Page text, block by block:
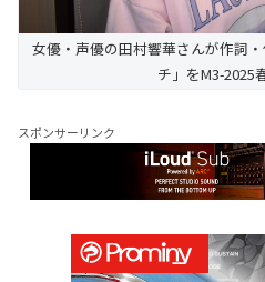
女優・声優の田村響華さんが作詞
チ」をM3-2025
スポンサーリンク